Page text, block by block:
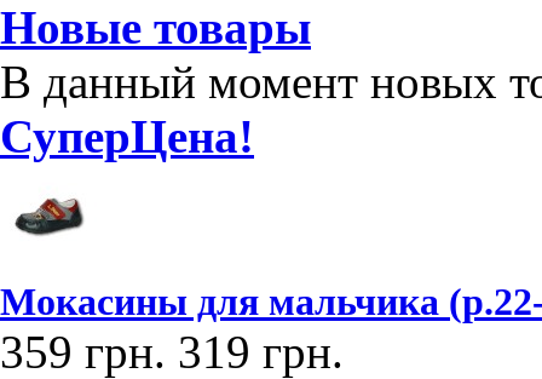
Новые товары
В данный момент новых
СуперЦена!
Мокасины для мальчика
359 грн. 319 грн.